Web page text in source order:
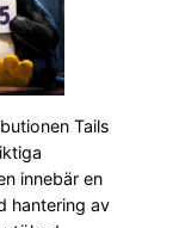
Tails
innebär en
hantering av